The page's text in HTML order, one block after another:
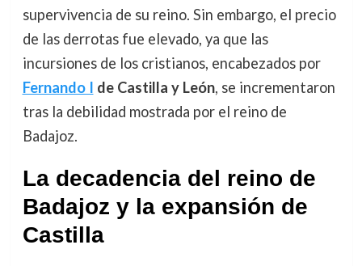
supervivencia de su reino. Sin embargo, el precio
de las derrotas fue elevado, ya que las
incursiones de los cristianos, encabezados por
Fernando I de Castilla y León, se incrementaron
tras la debilidad mostrada por el reino de
Badajoz.
La decadencia del reino de
Badajoz y la expansión de
Castilla